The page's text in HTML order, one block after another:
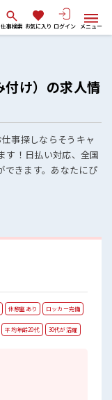
仕事検索 お気に入り ログイン メニュー
け）の求人情
事探しならそうキャ
す！日払い対応、全国
できます。あなたにぴ
休憩室あり ロッカー完備
平均年齢20代 30代が活躍